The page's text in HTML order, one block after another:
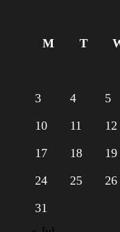
M
T
3
4 5
10
11 12
17
18 19
24
25 26
31